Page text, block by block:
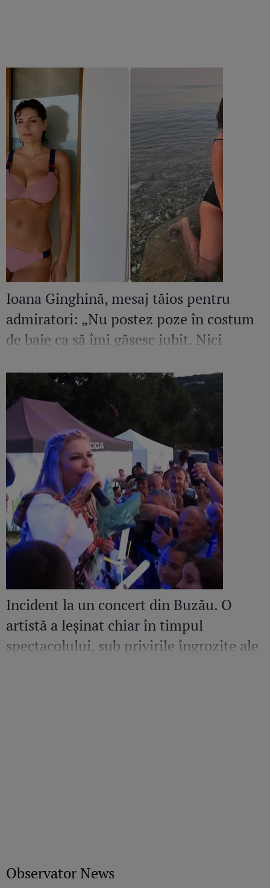
Ioana Ginghină, mesaj tăios pentru
admiratori: „Nu postez poze în costum
de baie ca să îmi găsesc iubit. Nici
Incident la un concert din Buzău. O
artistă a leșinat chiar în timpul
spectacolului, sub privirile îngrozite ale
Observator News